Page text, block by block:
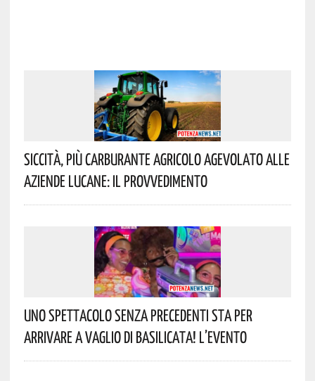
Siccità, Più Carburante Agricolo Agevolato Alle
Aziende Lucane: Il Provvedimento
Uno Spettacolo Senza Precedenti Sta Per
Arrivare A Vaglio Di Basilicata! L’evento